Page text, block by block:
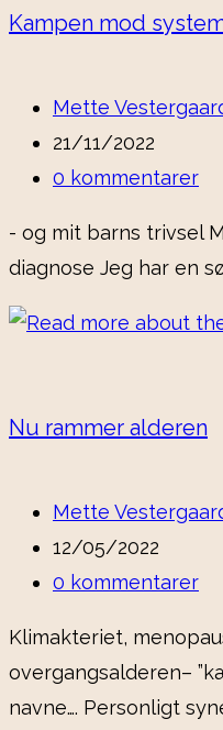
Kampen mod
Post
author:
Mette
Post
published:
21/11/2022
Post
0 kommentarer
- og mit barns trivsel
diagnose Jeg har en
Nu rammer alderen
Post
author:
Mette
Post
published:
12/05/2022
Post
0 kommentarer
Klimakteriet,
overgangsalderen–
navne…. Personligt